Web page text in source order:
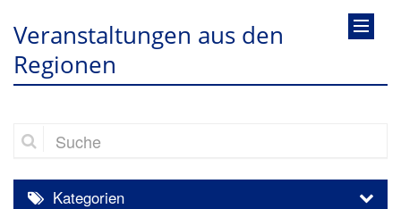
Veranstaltungen aus den
Regionen
Suche
Kategorien